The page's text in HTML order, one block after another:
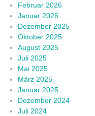
Februar 2026
Januar 2026
Dezember 2025
Oktober 2025
August 2025
Juli 2025
Mai 2025
März 2025
Januar 2025
Dezember 2024
Juli 2024